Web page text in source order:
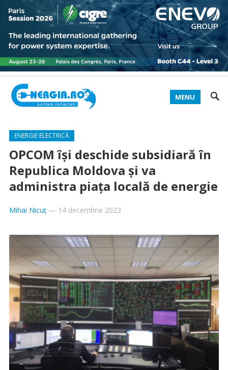
MENU
ENERGIE ELECTRICĂ
OPCOM își deschide subsidiară în
Republica Moldova și va
administra piața locală de energie
Mihai Nicuț— 14 decembrie 2023